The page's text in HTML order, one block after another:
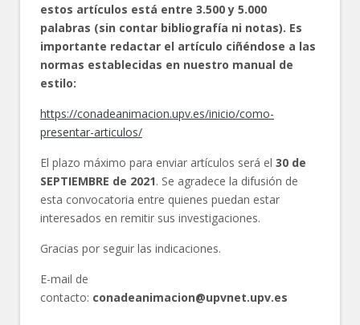
estos artículos está entre 3.500 y 5.000
palabras (sin contar bibliografía ni notas). Es
importante redactar el artículo ciñéndose a las
normas establecidas en nuestro manual de
estilo:
https://conadeanimacion.upv.es/inicio/como-
presentar-articulos/
El plazo máximo para enviar artículos será el 30 de
SEPTIEMBRE de 2021. Se agradece la difusión de
esta convocatoria entre quienes puedan estar
interesados en remitir sus investigaciones.
Gracias por seguir las indicaciones.
E-mail de
contacto: conadeanimacion@upvnet.upv.es